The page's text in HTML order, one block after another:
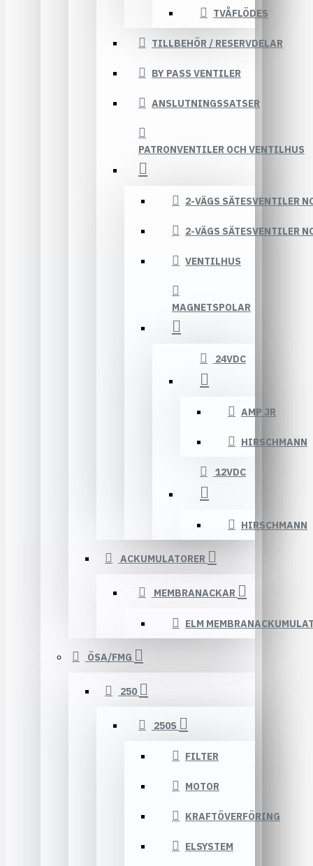
TVÅFLÖDES
TILLBEHÖR / RESERVDELAR
BY PASS VENTILER
ANSLUTNINGSSATSER
PATRONVENTILER OCH VENTILHUS
2-VÄGS SÄTESVENTILER
2-VÄGS SÄTESVENTILER
VENTILHUS
MAGNETSPOLAR
24VDC
AMP JR
HIRSCHMANN
12VDC
HIRSCHMANN
ACKUMULATORER
MEMBRANACKAR
ELM
ÖSA/FMG
250
250S
FILTER
MOTOR
KRAFTÖVERFÖRING
ELSYSTEM